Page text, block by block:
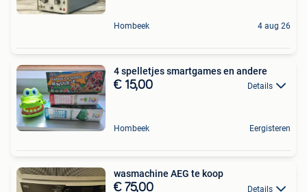
Hombeek 4 aug 26
4 spelletjes smartgames en andere
€ 15,00 Details
Hombeek Eergisteren
wasmachine AEG te koop
€ 75,00 Details